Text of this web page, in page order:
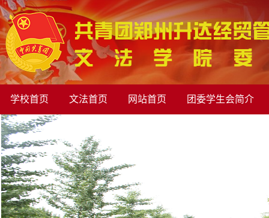
学校首页 文法首页 网站首页 团委学生会简介